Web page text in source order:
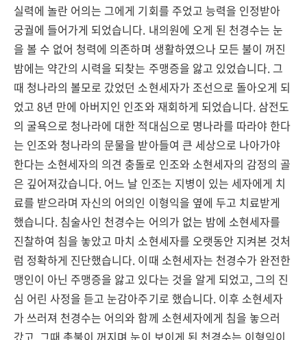
실력에 놀란 어의는 그에게 기회를 주었고 능력을 인정받아
궁궐에 들어가게 되었습니다. 내의원에 오게 된 천경수는 눈
을 볼 수 없어 청력에 의존하며 생활하였으나 모든 불이 꺼진
밤에는 약간의 시력을 되찾는 주맹증을 앓고 있었습니다. 그
때 청나라의 볼모로 갔었던 소현세자가 조선으로 돌아오게 되
었고 8년 만에 아버지인 인조와 재회하게 되었습니다. 삼전도
의 굴욕으로 청나라에 대한 적대심으로 명나라를 따라야 한다
는 인조와 청나라의 문물을 받아들여 큰 세상으로 나아가야
한다는 소현세자의 의견 충돌로 인조와 소현세자의 감정의 골
은 깊어져갔습니다. 어느 날 인조는 지병이 있는 세자에게 치
료를 받으라며 자신의 어의인 이형익을 옆에 두고 치료받게
했습니다. 침술사인 천경수는 어의가 없는 밤에 소현세자를
진찰하여 침을 놓았고 마치 소현세자를 오랫동안 지켜본 것처
럼 정확하게 진단했습니다. 이때 소현세자는 천경수가 완전한
맹인이 아닌 주맹증을 앓고 있다는 것을 알게 되었고, 그의 진
심 어린 사정을 듣고 눈감아주기로 했습니다. 이후 소현세자
가 쓰러져 천경수는 어의와 함께 소현세자에게 침을 놓으러
갔고, 그때 촛불이 꺼지며 눈이 보이게 된 천경수는 이형익이